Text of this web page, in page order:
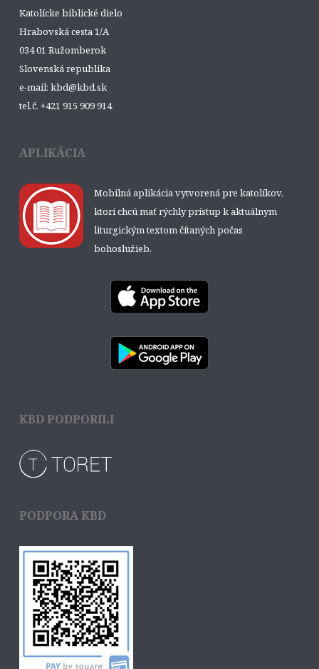
Katolícke biblické dielo
Hrabovská cesta 1/A
034 01 Ružomberok
Slovenská republika
e-mail: kbd@kbd.sk
tel.č. +421 915 909 914
APLIKÁCIA
Mobilná aplikácia vytvorená pre katolíkov,
ktorí chcú mať rýchly prístup k aktuálnym
liturgickým textom čítaných počas
bohoslužieb.
KBD PODPORILI
PODPORA KBD